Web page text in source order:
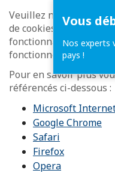
Veuillez noter que si
de cookies sur votre
fonctionnalités du site
fonctionner
Pour en savoir plus
référencés ci-dessous :
Microsoft
Google Chrome
Safari
Firefox
Opera
Vous
Nos experts
pays !